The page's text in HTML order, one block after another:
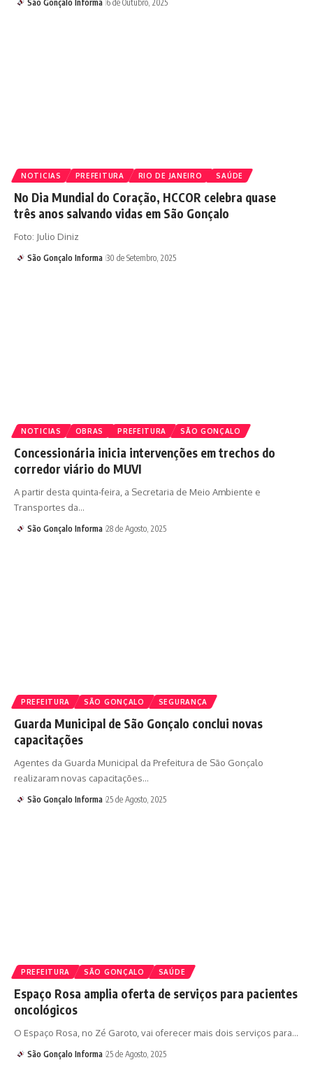
São Gonçalo Informa 6 de Outubro, 2025
NOTICIAS PREFEITURA RIO DE JANEIRO SAÚDE
No Dia Mundial do Coração, HCCOR celebra quase
três anos salvando vidas em São Gonçalo
Foto: Julio Diniz
São Gonçalo Informa 30 de Setembro, 2025
NOTICIAS OBRAS PREFEITURA SÃO GONÇALO
Concessionária inicia intervenções em trechos do
corredor viário do MUVI
A partir desta quinta-feira, a Secretaria de Meio Ambiente e
Transportes da…
São Gonçalo Informa 28 de Agosto, 2025
PREFEITURA SÃO GONÇALO SEGURANÇA
Guarda Municipal de São Gonçalo conclui novas
capacitações
Agentes da Guarda Municipal da Prefeitura de São Gonçalo
realizaram novas capacitações…
São Gonçalo Informa 25 de Agosto, 2025
PREFEITURA SÃO GONÇALO SAÚDE
Espaço Rosa amplia oferta de serviços para pacientes
oncológicos
O Espaço Rosa, no Zé Garoto, vai oferecer mais dois serviços para…
São Gonçalo Informa 25 de Agosto, 2025